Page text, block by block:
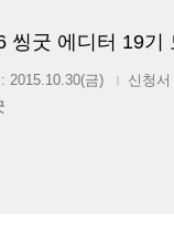
씽굿 에디터 19기
2015.10.30(금) |
신청서